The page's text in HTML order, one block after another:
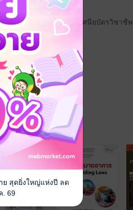
ยรายวิชา หลักสูตรประกาศนียบัตรวิชาชี
ย สุดยิ่งใหญ่แห่งปี ลด
. 69